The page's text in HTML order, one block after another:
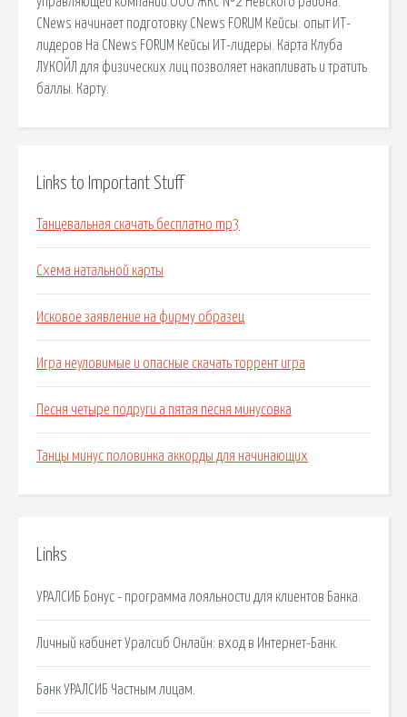
CNews начинает подготовку CNews FORUM Кейсы: опыт ИТ-
лидеров На CNews FORUM Кейсы ИТ-лидеры. Карта Клуба
ЛУКОЙЛ для физических лиц позволяет накапливать и тратить
баллы. Карту.
Links to Important Stuff
Танцевальная скачать бесплатно mp3
Схема натальной карты
Исковое заявление на фирму образец
Игра неуловимые и опасные скачать торрент игра
Песня четыре подруги а пятая песня минусовка
Танцы минус половинка аккорды для начинающих
Links
УРАЛСИБ Бонус - программа лояльности для клиентов Банка.
Личный кабинет Уралсиб Онлайн: вход в Интернет-Банк.
Банк УРАЛСИБ Частным лицам.